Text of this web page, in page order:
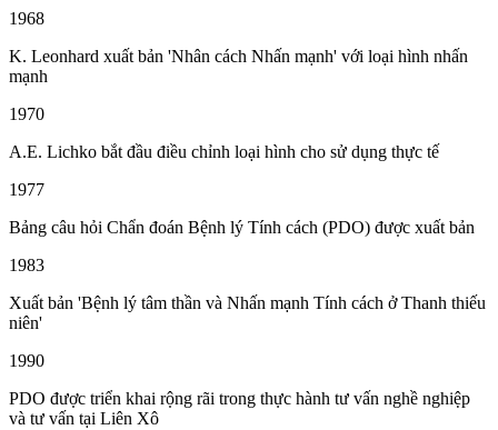
1968
K. Leonhard xuất bản 'Nhân cách Nhấn mạnh' với loại hình nhấn
mạnh
1970
A.E. Lichko bắt đầu điều chỉnh loại hình cho sử dụng thực tế
1977
Bảng câu hỏi Chẩn đoán Bệnh lý Tính cách (PDO) được xuất bản
1983
Xuất bản 'Bệnh lý tâm thần và Nhấn mạnh Tính cách ở Thanh thiếu
niên'
1990
PDO được triển khai rộng rãi trong thực hành tư vấn nghề nghiệp
và tư vấn tại Liên Xô